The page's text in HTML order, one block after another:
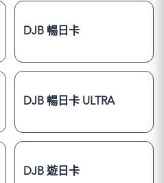
DJB 暢日卡
DJB 暢日卡 ULTRA
DJB 遊日卡